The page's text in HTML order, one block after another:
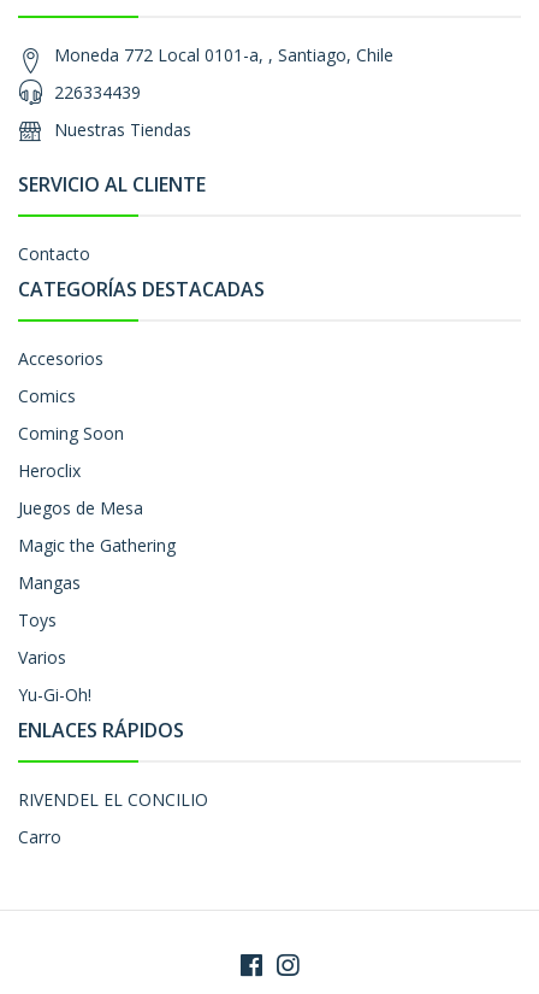
Moneda 772 Local 0101-a, , Santiago, Chile
226334439
Nuestras Tiendas
SERVICIO AL CLIENTE
Contacto
CATEGORÍAS DESTACADAS
Accesorios
Comics
Coming Soon
Heroclix
Juegos de Mesa
Magic the Gathering
Mangas
Toys
Varios
Yu-Gi-Oh!
ENLACES RÁPIDOS
RIVENDEL EL CONCILIO
Carro